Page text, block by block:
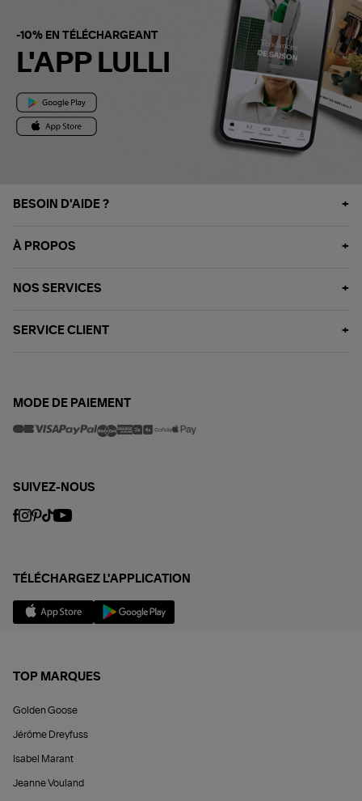
-10% EN TÉLÉCHARGEANT
L'APP LULLI
BESOIN D'AIDE ?
À PROPOS
NOS SERVICES
SERVICE CLIENT
MODE DE PAIEMENT
SUIVEZ-NOUS
TÉLÉCHARGEZ L'APPLICATION
TOP MARQUES
Golden Goose
Jérôme Dreyfuss
Isabel Marant
Jeanne Vouland